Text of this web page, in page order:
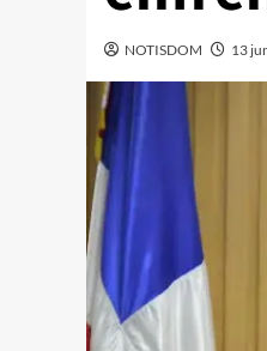
NOTISDOM 13